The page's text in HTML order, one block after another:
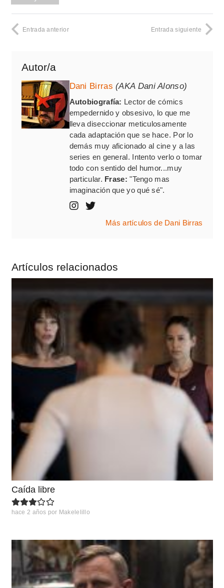
Entrada anterior Entrada siguiente
Autor/a
Dani Birras (AKA Dani Alonso)
Autobiografía: Lector de cómics
empedernido y obsesivo, lo que me
lleva diseccionar meticulosamente
cada adaptación que se hace. Por lo
demás muy aficionado al cine y a las
series en general. Intento verlo o tomar
todo con sentido del humor...muy
particular. Frase: "Tengo mas
imaginación que yo qué sé".
Más artículos de Dani Birras
Artículos relacionados
Caída libre
hace 2 años por Makelelillo